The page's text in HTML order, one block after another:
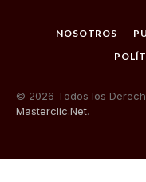
NOSOTROS
© 2026 Todos los
Masterclic.Net.